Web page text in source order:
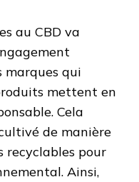
au CBD va
marques qui
mettent en
Cela
de manière
recyclables pour
Ainsi,